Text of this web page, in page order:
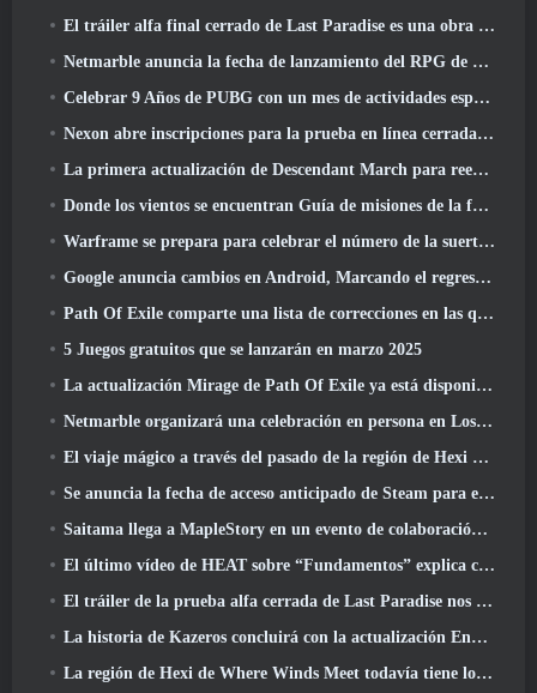
El tráiler alfa final cerrado de Last Paradise es una obra de arte pequeña pero aterradora
Netmarble anuncia la fecha de lanzamiento del RPG de acción para domesticar monstruos Mongil: Buceo estelar
Celebrar 9 Años de PUBG con un mes de actividades especiales
Nexon abre inscripciones para la prueba en línea cerrada de abril de MapleStory Classic World
La primera actualización de Descendant March para reequilibrar el Sharen y presentar contenido nuevo
Donde los vientos se encuentran Guía de misiones de la fortaleza de Whitecrown
Warframe se prepara para celebrar el número de la suerte 13 Con eventos de aniversario
Google anuncia cambios en Android, Marcando el regreso de Fortnite a Play Store
Path Of Exile comparte una lista de correcciones en las que se está trabajando después del lanzamiento de Mirage
5 Juegos gratuitos que se lanzarán en marzo 2025
La actualización Mirage de Path Of Exile ya está disponible
Netmarble organizará una celebración en persona en Los Ángeles. Antes de los siete pecados capitales: Lanzamiento de origen
El viaje mágico a través del pasado de la región de Hexi comienza donde los vientos se encuentran hoy
Se anuncia la fecha de acceso anticipado de Steam para el ARPG Crystalfall de Steampunk
Saitama llega a MapleStory en un evento de colaboración con One-Punch Man
El último vídeo de HEAT sobre “Fundamentos” explica cómo trabajan juntos los agentes y los tanques
El tráiler de la prueba alfa cerrada de Last Paradise nos recuerda cómo es realmente sobrevivir al Apocalipsis zombi
La historia de Kazeros concluirá con la actualización Ends Of The Abyss de Lost Ark
La región de Hexi de Where Winds Meet todavía tiene lo que los jugadores aman y al mismo tiempo es una experiencia única